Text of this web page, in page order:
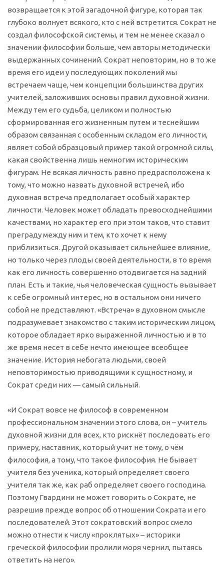
возвращается к этой загадочной фигуре, которая так
глубоко волнует всякого, кто с ней встретится. Сократ не
создал философской системы, и тем не менее сказал о
значении философии больше, чем авторы методически
выдержанных сочинений. Сократ неповторим, но в то же
время его идеи у последующих поколений мы
встречаем чаще, чем концепции большинства других
учителей, заложивших основы правил духовной жизни.
Между тем его судьба, целиком и полностью
сформированная его жизненным путем и теснейшим
образом связанная с особенным складом его личности,
являет собой образцовый пример такой огромной силы,
какая свойственна лишь немногим историческим
фигурам. Не всякая личность равно предрасположена к
тому, что можно назвать духовной встречей, ибо
духовная встреча предполагает особый характер
личности. Человек может обладать превосходнейшими
качествами, но характер его при этом таков, что ставит
преграду между ним и тем, кто хочет к нему
приблизиться. Другой оказывает сильнейшее влияние,
но только через плоды своей деятельности, в то время
как его личность совершенно отодвигается на задний
план. Есть и такие, чья человеческая сущность вызывает
к себе огромный интерес, но в остальном они ничего
собой не представляют. «Встреча» в духовном смысле
подразумевает знакомство с таким историческим лицом,
которое обладает ярко выраженной личностью и в то
же время несет в себе нечто имеющее всеобщее
значение. История небогата людьми, своей
неповторимостью приводящими к сущностному, и
Сократ среди них — самый сильный.
«И Сократ вовсе не философ в современном
профессиональном значении этого слова, он – учитель
духовной жизни для всех, кто рискнёт последовать его
примеру, наставник, который учит не тому, о чём
философия, а тому, что такое философия. Не бывает
учителя без ученика, который определяет своего
учителя так же, как раб определяет своего господина.
Поэтому Гвардини не может говорить о Сократе, не
разрешив прежде вопрос об отношении Сократа и его
последователей. Этот сократовский вопрос смело
можно отнести к числу «проклятых» – историки
греческой философии пролили моря чернил, пытаясь
ответить на него».